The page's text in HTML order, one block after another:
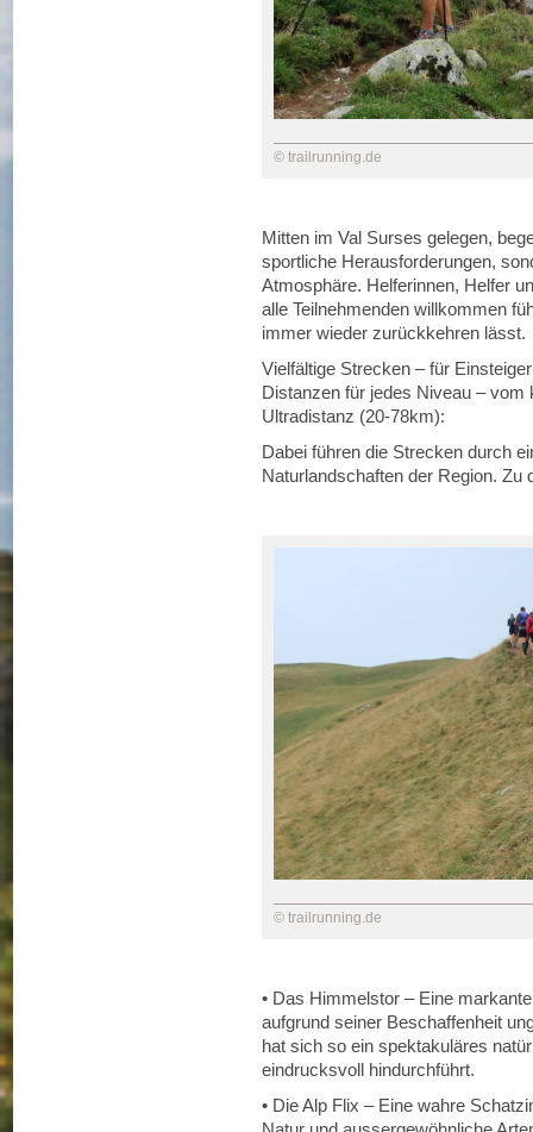
© trailrunning.de
Mitten im Val Surses gelegen,
sportliche Herausforderungen,
Atmosphäre. Helferinnen, Helfer
alle Teilnehmenden willkommen
immer wieder zurückkehren lässt.
Vielfältige Strecken – für
Distanzen für jedes Niveau –
Ultradistanz (20-78km):
Dabei führen die Strecken durch
Naturlandschaften der Region. Zu
© trailrunning.de
• Das Himmelstor – Eine
aufgrund seiner Beschaffenheit
hat sich so ein spektakuläres
eindrucksvoll hindurchführt.
• Die Alp Flix – Eine wahre